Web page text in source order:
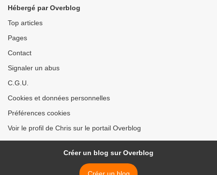
Hébergé par Overblog
Top articles
Pages
Contact
Signaler un abus
C.G.U.
Cookies et données personnelles
Préférences cookies
Voir le profil de Chris sur le portail Overblog
Créer un blog sur Overblog